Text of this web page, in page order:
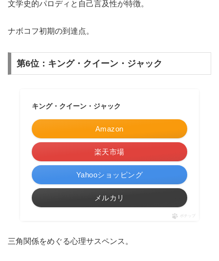
文学史的パロディと自己言及性が特徴。
ナボコフ初期の到達点。
第6位：キング・クイーン・ジャック
キング・クイーン・ジャック
Amazon
楽天市場
Yahooショッピング
メルカリ
ポチップ
三角関係をめぐる心理サスペンス。